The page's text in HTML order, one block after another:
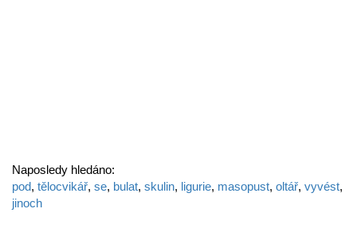
Naposledy hledáno:
pod, tělocvikář, se, bulat, skulin, ligurie, masopust, oltář, vyvést,
jinoch